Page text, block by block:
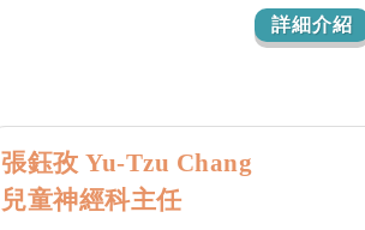
詳細介紹
張鈺孜 Yu-Tzu Chang
兒童神經科主任